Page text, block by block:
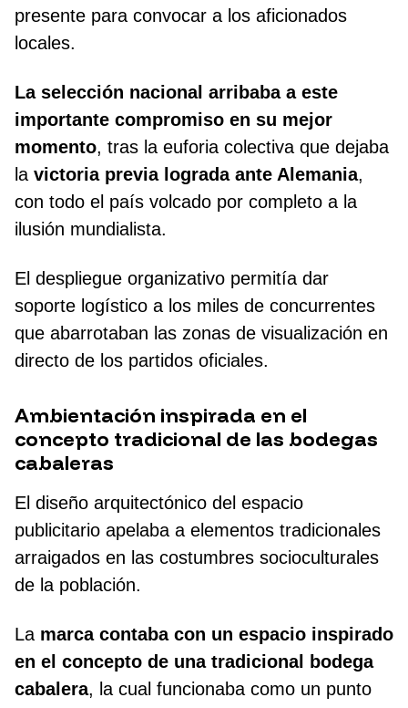
presente para convocar a los aficionados
locales.
La selección nacional arribaba a este
importante compromiso en su mejor
momento, tras la euforia colectiva que dejaba
la victoria previa lograda ante Alemania,
con todo el país volcado por completo a la
ilusión mundialista.
El despliegue organizativo permitía dar
soporte logístico a los miles de concurrentes
que abarrotaban las zonas de visualización en
directo de los partidos oficiales.
Ambientación inspirada en el
concepto tradicional de las bodegas
cabaleras
El diseño arquitectónico del espacio
publicitario apelaba a elementos tradicionales
arraigados en las costumbres socioculturales
de la población.
La marca contaba con un espacio inspirado
en el concepto de una tradicional bodega
cabalera, la cual funcionaba como un punto